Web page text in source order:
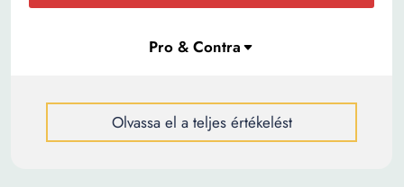
Olvassa el a teljes értékelést